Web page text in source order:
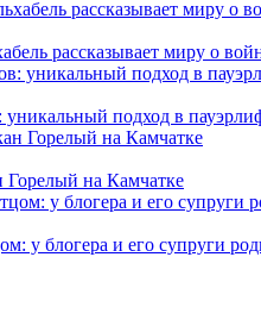
рассказывает миру о
подход в
Горелый на Камчатке
у блогера и его супруги